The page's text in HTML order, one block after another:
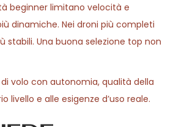
beginner limitano velocità e
dinamiche. Nei droni più completi
stabili. Una buona selezione top non
volo con autonomia, qualità della
e alle esigenze d’uso reale.